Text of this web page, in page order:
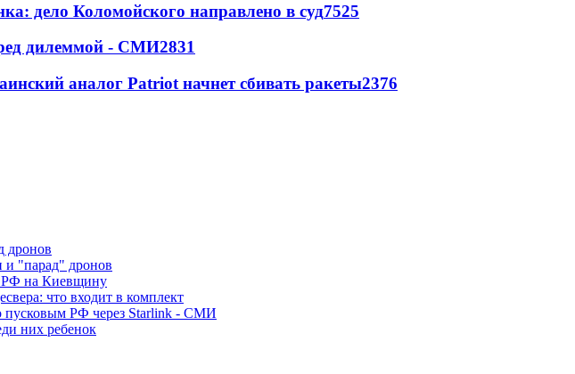
дело Коломойского направлено в суд7525
дилеммой - СМИ2831
аналог Patriot начнет сбивать ракеты2376
"парад" дронов
РФ на Киевщину
что входит в комплект
пусковым РФ через Starlink - СМИ
них ребенок